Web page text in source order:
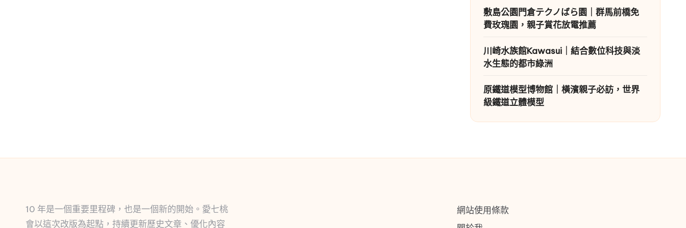
敷島公園門倉テクノばら園｜群馬前橋免
費玫瑰園，親子賞花放電推薦
川崎水族館Kawasui｜結合數位科技與淡
水生態的都市綠洲
原鐵道模型博物館｜橫濱親子必訪，世界
級鐵道立體模型
10 年是一個重要里程碑，也是一個新的開始。愛七桃
會以這次改版為起點，持續更新歷史文章、優化內容
網站使用條款